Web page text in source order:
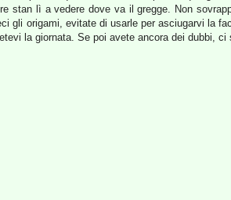
stan lì a vedere dove va il gregge. Non
gli origami, evitate di usarle per asciugarvi la
la giornata. Se poi avete ancora dei dubbi,